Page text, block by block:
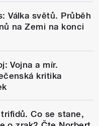
Válka světů. Průběh
na Zemi na konci
Vojna a mír.
kritika
Co se stane,